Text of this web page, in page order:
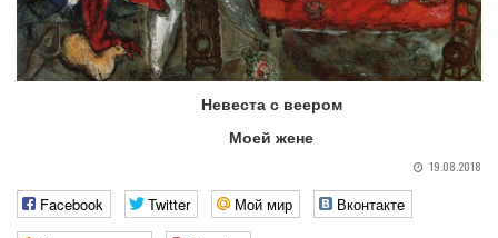
Невеста с веером
Моей жене
19.08.2018
Facebook Twitter Мой мир
Вконтакте